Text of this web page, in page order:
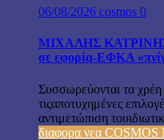
06/08/2026 cosmos 0
ΜΙΧΑΛΗΣ ΚΑΤΡΙΝΗΣ:
σε εφορία-ΕΦΚΑ
Συσσωρεύονται τα χρέη
τιςαποτυχημένες
αντιμετώπιση
διαφορα νεα COSMOS